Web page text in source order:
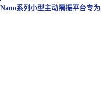
Nano系列小型主动隔振平台专